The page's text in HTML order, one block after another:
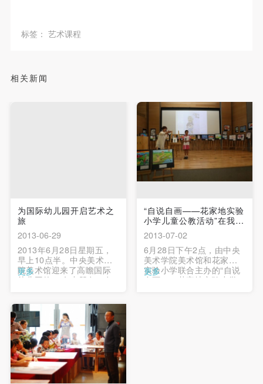
标签： 艺术课程
相关新闻
为国际幼儿园开启艺术之
旅
2013-06-29
2013年6月28日星期五，
早上10点半。中央美术学
院美术馆迎来了高瞻国际
幼儿园的40名小朋友，在
秘的艺术启蒙大门。 …
更多
“自说自画——花家地实验
小学儿童公教活动”在我
馆...
2013-07-02
6月28日下午2点，由中央
美术学院美术馆和花家地
实验小学联合主办的“自说
自画——花家地实验小学
更多
永久使用。
带有甲方肖像作品的拍摄费用由乙方承担。
（1）、本协议未尽事宜，经双方友好协商后可作为
本协议的补充协议，并不得违反相关法律法规规定。
（2）、本协议自甲乙双方签字（盖章）、勾选之日
（3）、本协议包括纸质档和电子档，纸质档—式二
份，甲乙双方各执一份，均具有同等法律效力。
活动参与者意味着接受并承担本协议的全部义务，未
同意者意味着放弃参加此次活动的权利。凡参加这次
活动前，必须事先与自己的家属沟通，取得家属同
后，视作其家属也已知晓并同意。
我已认真阅读上述条款，并且同意。
永久使用。
带有甲方肖像作品的拍摄费用由乙方承担。
（1）、本协议未尽事宜，经双方友好协商后可作为
本协议的补充协议，并不得违反相关法律法规规定。
（2）、本协议自甲乙双方签字（盖章）、勾选之日
（3）、本协议包括纸质档和电子档，纸质档—式二
份，甲乙双方各执一份，均具有同等法律效力。
活动参与者意味着接受并承担本协议的全部义务，未
同意者意味着放弃参加此次活动的权利。凡参加这次
活动前，必须事先与自己的家属沟通，取得家属同
后，视作其家属也已知晓并同意。
我已认真阅读上述条款，并且同意。
永久使用。
带有甲方肖像作品的拍摄费用由乙方承担。
（1）、本协议未尽事宜，经双方友好协商后可作为
本协议的补充协议，并不得违反相关法律法规规定。
（2）、本协议自甲乙双方签字（盖章）、勾选之日
（3）、本协议包括纸质档和电子档，纸质档—式二
份，甲乙双方各执一份，均具有同等法律效力。
活动参与者意味着接受并承担本协议的全部义务，未
同意者意味着放弃参加此次活动的权利。凡参加这次
活动前，必须事先与自己的家属沟通，取得家属同
后，视作其家属也已知晓并同意。
我已认真阅读上述条款，并且同意。